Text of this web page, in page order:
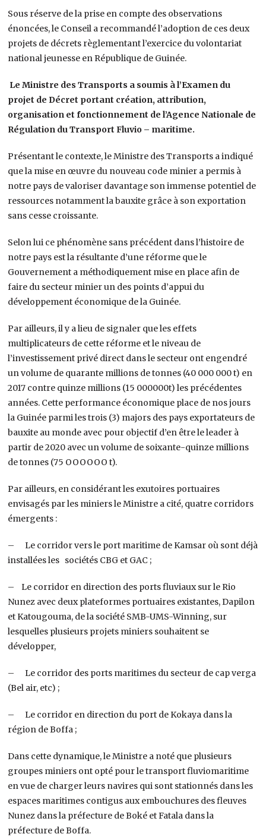
Sous réserve de la prise en compte des observations
énoncées, le Conseil a recommandé l’adoption de ces deux
projets de décrets règlementant l’exercice du volontariat
national jeunesse en République de Guinée.
Le Ministre des Transports a soumis à l’Examen du
projet de Décret portant création, attribution,
organisation et fonctionnement de l’Agence Nationale de
Régulation du Transport Fluvio – maritime.
Présentant le contexte, le Ministre des Transports a indiqué
que la mise en œuvre du nouveau code minier a permis à
notre pays de valoriser davantage son immense potentiel de
ressources notamment la bauxite grâce à son exportation
sans cesse croissante.
Selon lui ce phénomène sans précédent dans l’histoire de
notre pays est la résultante d’une réforme que le
Gouvernement a méthodiquement mise en place afin de
faire du secteur minier un des points d’appui du
développement économique de la Guinée.
Par ailleurs, il y a lieu de signaler que les effets
multiplicateurs de cette réforme et le niveau de
l’investissement privé direct dans le secteur ont engendré
un volume de quarante millions de tonnes (40 000 000 t) en
2017 contre quinze millions (15 000000t) les précédentes
années. Cette performance économique place de nos jours
la Guinée parmi les trois (3) majors des pays exportateurs de
bauxite au monde avec pour objectif d’en être le leader à
partir de 2020 avec un volume de soixante-quinze millions
de tonnes (75 OOOOOO t).
Par ailleurs, en considérant les exutoires portuaires
envisagés par les miniers le Ministre a cité, quatre corridors
émergents :
– Le corridor vers le port maritime de Kamsar où sont déjà
installées les sociétés CBG et GAC ;
– Le corridor en direction des ports fluviaux sur le Rio
Nunez avec deux plateformes portuaires existantes, Dapilon
et Katougouma, de la société SMB-UMS-Winning, sur
lesquelles plusieurs projets miniers souhaitent se
développer,
– Le corridor des ports maritimes du secteur de cap verga
(Bel air, etc) ;
– Le corridor en direction du port de Kokaya dans la
région de Boffa ;
Dans cette dynamique, le Ministre a noté que plusieurs
groupes miniers ont opté pour le transport fluviomaritime
en vue de charger leurs navires qui sont stationnés dans les
espaces maritimes contigus aux embouchures des fleuves
Nunez dans la préfecture de Boké et Fatala dans la
préfecture de Boffa.